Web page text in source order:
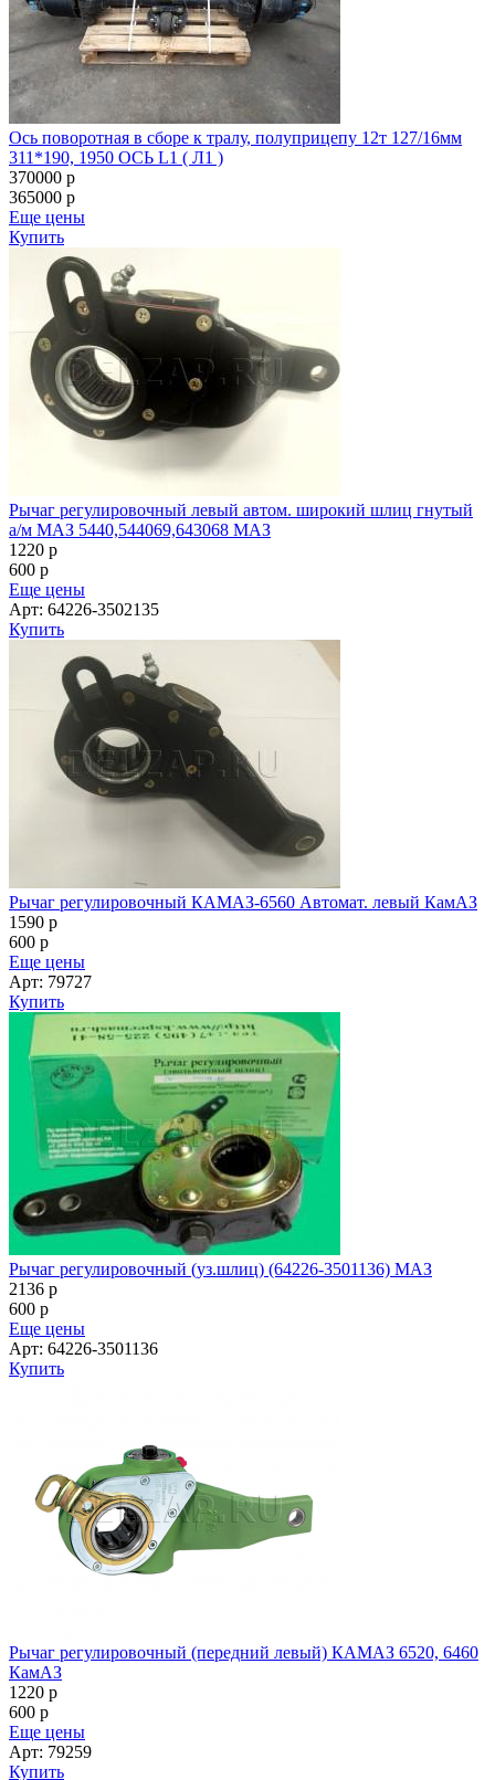
Ось поворотная в сборе к тралу, полуприцепу 12т 127/16мм
311*190, 1950 ОСЬ L1 ( Л1 )
370000 p
365000 p
Еще цены
Купить
Рычаг регулировочный левый автом. широкий шлиц гнутый
а/м МАЗ 5440,544069,643068 МАЗ
1220 p
600 p
Еще цены
Арт: 64226-3502135
Купить
Рычаг регулировочный КАМАЗ-6560 Автомат. левый КамАЗ
1590 p
600 p
Еще цены
Арт: 79727
Купить
Рычаг регулировочный (уз.шлиц) (64226-3501136) МАЗ
2136 p
600 p
Еще цены
Арт: 64226-3501136
Купить
Рычаг регулировочный (передний левый) КАМАЗ 6520, 6460
КамАЗ
1220 p
600 p
Еще цены
Арт: 79259
Купить